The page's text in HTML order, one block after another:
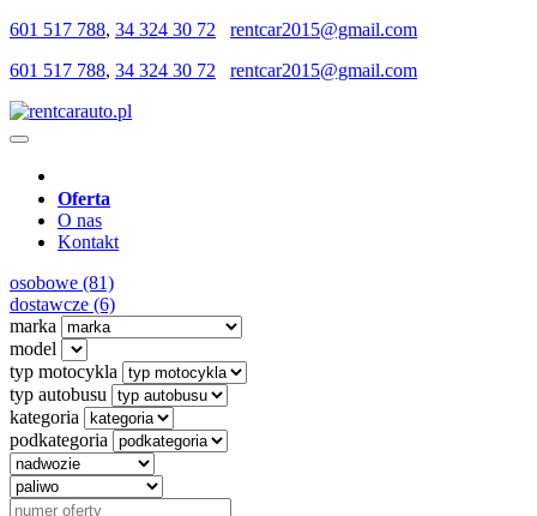
601 517 788, 34 324 30 72
rentcar2015@gmail.com
601 517 788, 34 324 30 72 rentcar2015@gmail.com
Oferta
O nas
Kontakt
osobowe (81)
dostawcze (6)
marka
model
typ motocykla
typ autobusu
kategoria
podkategoria